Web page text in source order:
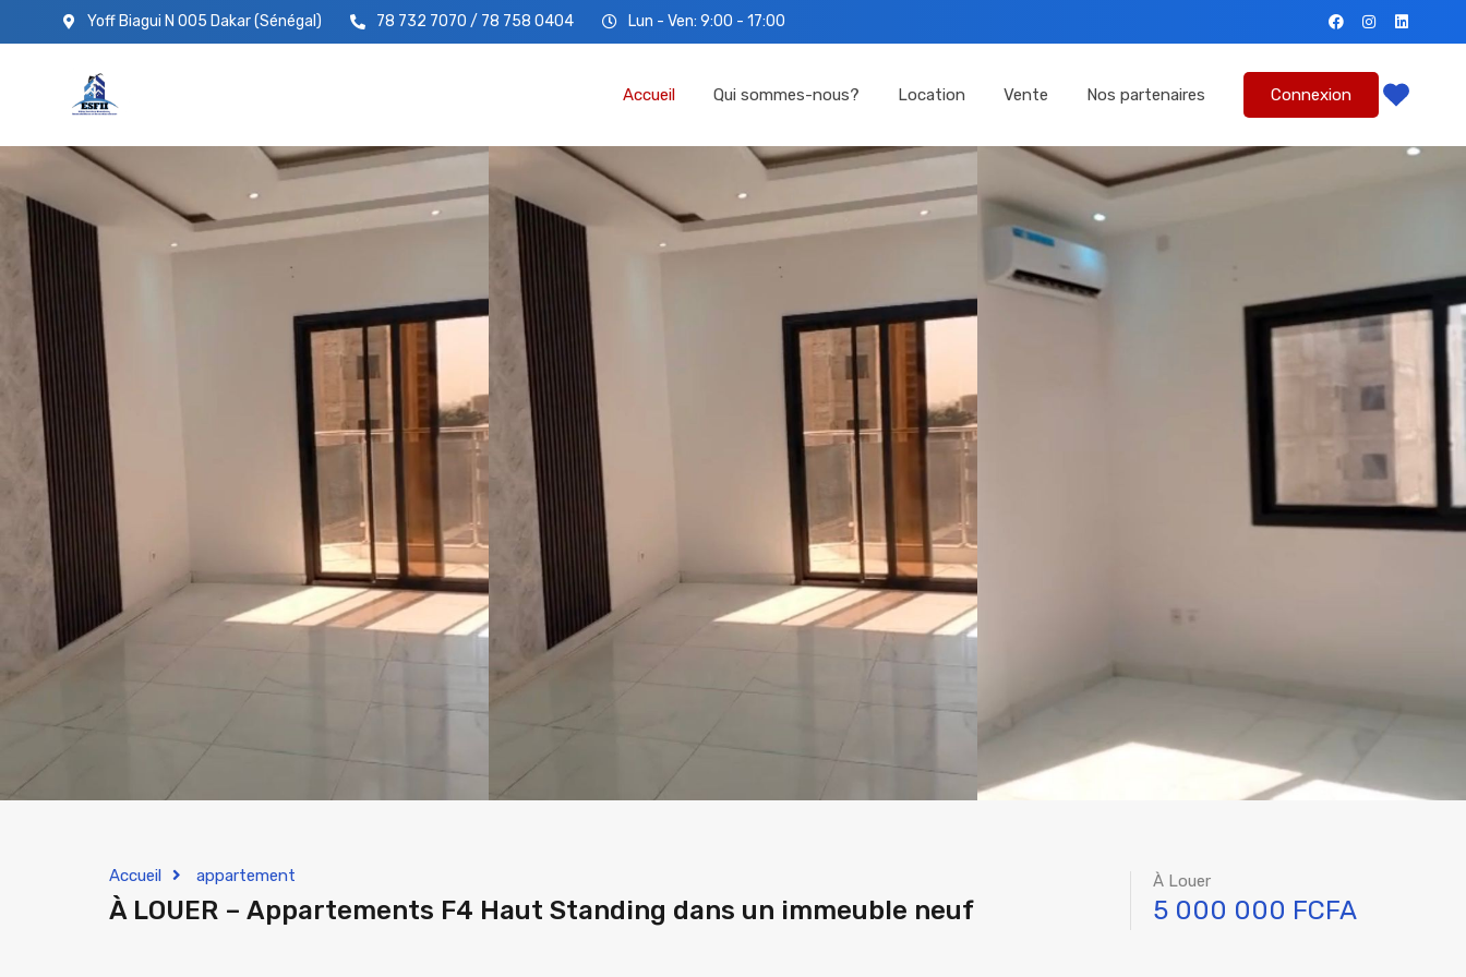
Yoff Biagui N 005 Dakar (Sénégal) 78 732 7070 / 78 758 0404 Lun - Ven: 9:00 - 17:00
Accueil Qui sommes-nous? Location Vente Nos partenaires Connexion
Accueil appartement
À LOUER – Appartements F4 Haut Standing dans un immeuble neuf
À Louer
5 000 000 FCFA